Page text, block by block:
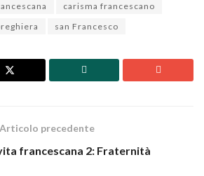
carisma francescano
san Francesco
Articolo precedente
francescana 2: Fraternità